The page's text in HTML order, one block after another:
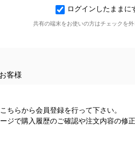
ログインしたままに
共有の端末をお使いの方はチェックを
客様
ちらから会員登録を行って下さい。
ジで購入履歴のご確認や注文内容の修